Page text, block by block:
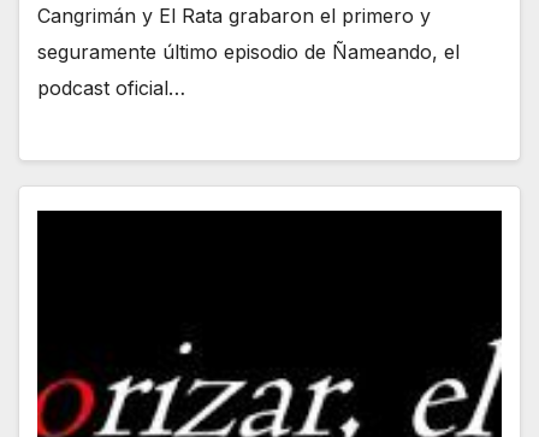
Cangrimán y El Rata grabaron el primero y
seguramente último episodio de Ñameando, el
podcast oficial…